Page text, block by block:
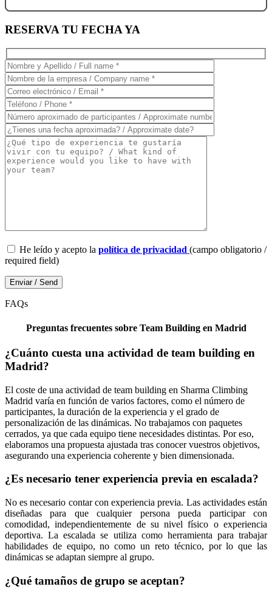
RESERVA TU FECHA YA
He leído y acepto la política de privacidad (campo obligatorio /
required field)
FAQs
Preguntas frecuentes sobre Team Building en Madrid
¿Cuánto cuesta una actividad de team building en
Madrid?
El coste de una actividad de team building en Sharma Climbing
Madrid varía en función de varios factores, como el número de
participantes, la duración de la experiencia y el grado de
personalización de las dinámicas. No trabajamos con paquetes
cerrados, ya que cada equipo tiene necesidades distintas. Por eso,
elaboramos una propuesta ajustada tras conocer vuestros objetivos,
asegurando una experiencia coherente y bien dimensionada.
¿Es necesario tener experiencia previa en escalada?
No es necesario contar con experiencia previa. Las actividades están
diseñadas para que cualquier persona pueda participar con
comodidad, independientemente de su nivel físico o experiencia
deportiva. La escalada se utiliza como herramienta para trabajar
habilidades de equipo, no como un reto técnico, por lo que las
dinámicas se adaptan siempre al grupo.
¿Qué tamaños de grupo se aceptan?